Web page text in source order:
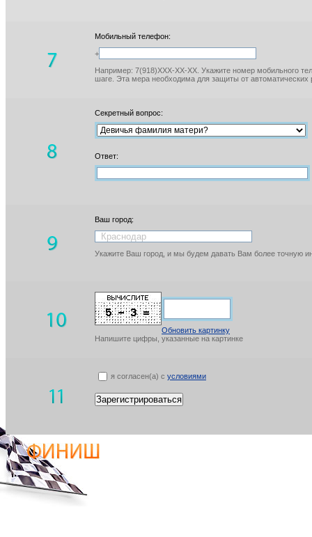
Мобильный телефон:
+
Например: 7(918)XXX-XX-XX. Укажите номер мобильного
шаге. Эта мера необходима для защиты от автоматических
Секретный вопрос:
Ответ:
Ваш город:
Укажите Ваш город, и мы будем давать Вам более точную
Обновить картинку
Напишите цифры, указанные на картинке
я согласен(а) с условиями
Зарегистрироваться